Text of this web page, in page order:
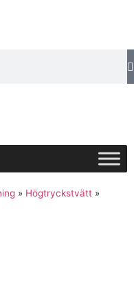
» Högtryckstvätt »